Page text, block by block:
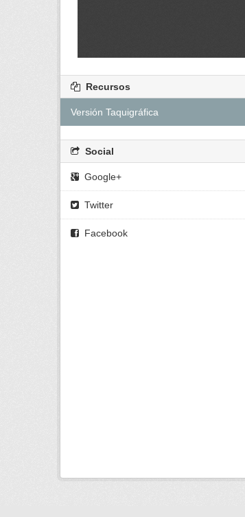
Recursos
Versión Taquigráfica
Social
Google+
Twitter
Facebook